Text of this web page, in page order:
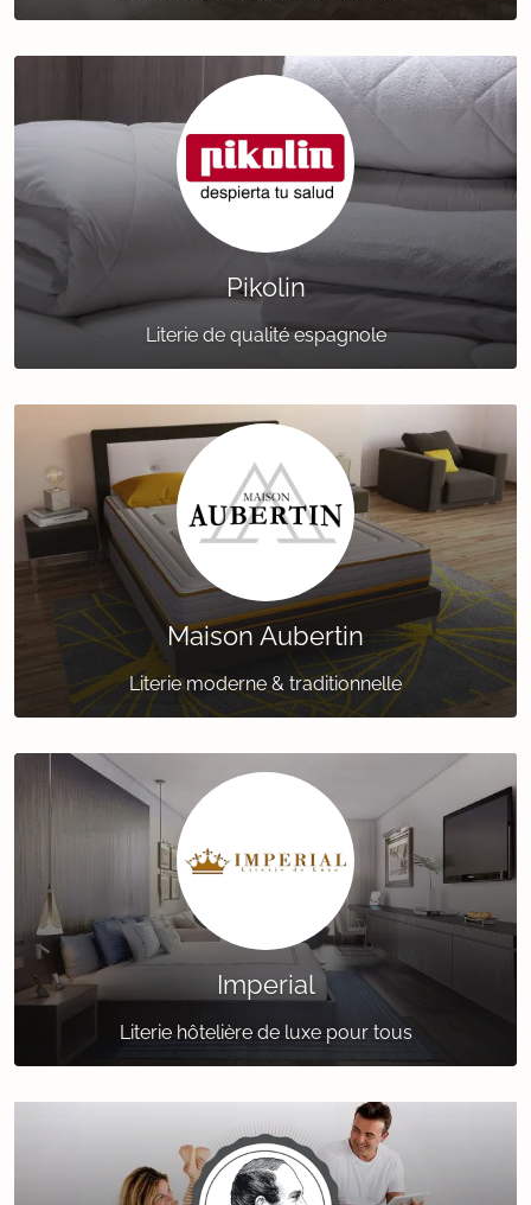
Pikolin
Literie de qualité espagnole
Maison Aubertin
Literie moderne & traditionnelle
Imperial
Literie hôtelière de luxe pour tous